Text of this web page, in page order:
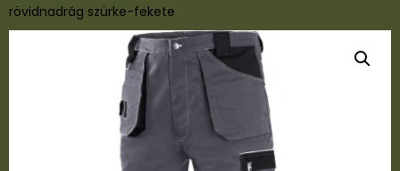
rövidnadrág szürke-fekete